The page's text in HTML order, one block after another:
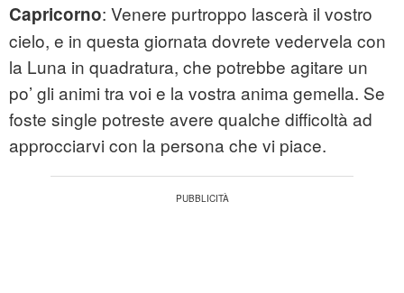
Capricorno: Venere purtroppo lascerà il vostro
cielo, e in questa giornata dovrete vedervela con
la Luna in quadratura, che potrebbe agitare un
po’ gli animi tra voi e la vostra anima gemella. Se
foste single potreste avere qualche difficoltà ad
approcciarvi con la persona che vi piace.